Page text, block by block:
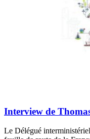
Interview de
Le Délégué